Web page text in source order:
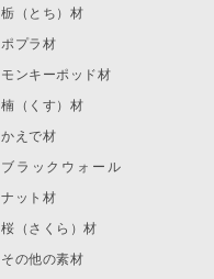
栃（とち）材
ポプラ材
モンキーポッド材
楠（くす）材
かえで材
ブラックウォール
ナット材
桜（さくら）材
その他の素材